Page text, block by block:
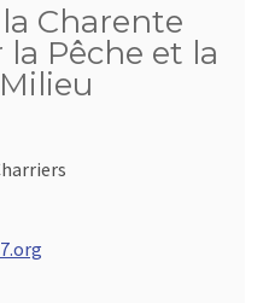
Charente
Pêche et la